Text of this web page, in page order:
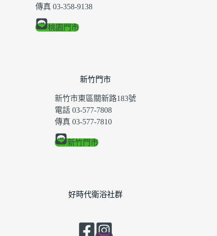
傳真 03-358-9138
桃園門市
新竹門市
新竹市東區關新路183號
電話 03-577-7808
傳真 03-577-7810
新竹門市
好時代衛浴社群